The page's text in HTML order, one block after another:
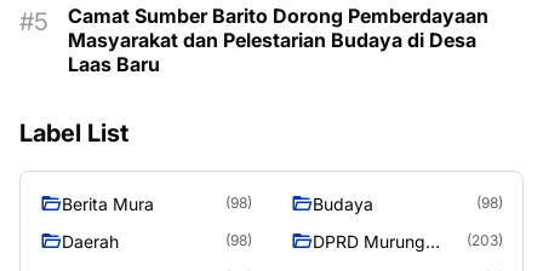
Camat Sumber Barito Dorong Pemberdayaan
Masyarakat dan Pelestarian Budaya di Desa
Laas Baru
Label List
Berita Mura (98) Budaya (98)
Daerah (98)
DPRD Murung
(203)